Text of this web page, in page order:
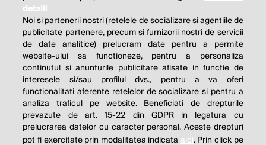
THE SOCIAL RESPONSIBILITY OF
BUSINESS IS TO INCREASE ITS
detalii
Noi si partenerii nostri (retelele de socializare si agentiile de
publicitate partenere, precum si furnizorii nostri de servicii
de date analitice) prelucram date pentru a permite
website-ului sa functioneze, pentru a personaliza
continutul si anunturile publicitare afisate in functie de
interesele si/sau profilul dvs., pentru a va oferi
functionalitati aferente retelelor de socializare si pentru a
analiza traficul pe website. Beneficiati de drepturile
prevazute de art. 15-22 din GDPR in legatura cu
prelucrarea datelor cu caracter personal. Aceste drepturi
pot fi exercitate prin modalitatea indicata aici. Prin click pe